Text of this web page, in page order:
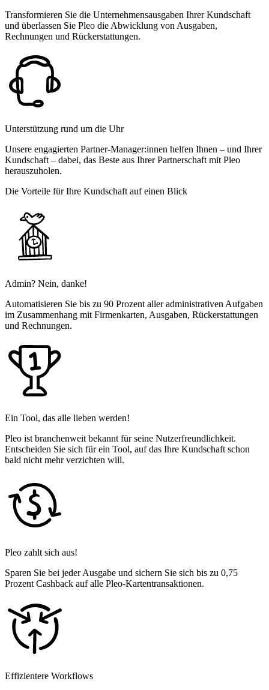
Transformieren Sie die Unternehmensausgaben Ihrer Kundschaft
und überlassen Sie Pleo die Abwicklung von Ausgaben,
Rechnungen und Rückerstattungen.
Unterstützung rund um die Uhr
Unsere engagierten Partner-Manager:innen helfen Ihnen – und Ihrer
Kundschaft – dabei, das Beste aus Ihrer Partnerschaft mit Pleo
herauszuholen.
Die Vorteile für Ihre Kundschaft auf einen Blick
Admin? Nein, danke!
Automatisieren Sie bis zu 90 Prozent aller administrativen Aufgaben
im Zusammenhang mit Firmenkarten, Ausgaben, Rückerstattungen
und Rechnungen.
Ein Tool, das alle lieben werden!
Pleo ist branchenweit bekannt für seine Nutzerfreundlichkeit.
Entscheiden Sie sich für ein Tool, auf das Ihre Kundschaft schon
bald nicht mehr verzichten will.
Pleo zahlt sich aus!
Sparen Sie bei jeder Ausgabe und sichern Sie sich bis zu 0,75
Prozent Cashback auf alle Pleo-Kartentransaktionen.
Effizientere Workflows